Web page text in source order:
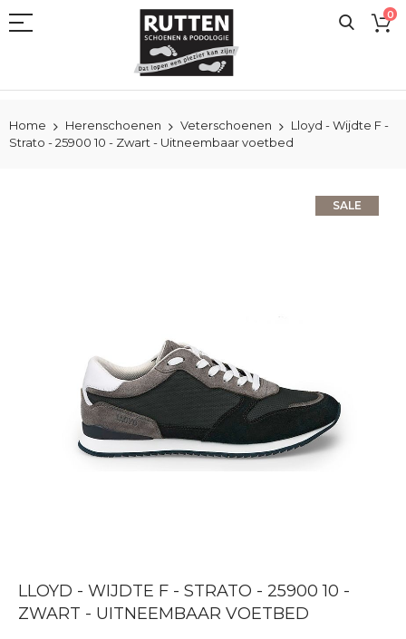
naar
0
Home Herenschoenen Veterschoenen
Lloyd - Wijdte F -
Strato - 25900 10 - Zwart - Uitneembaar voetbed
SALE
Ga
het
LLOYD - WIJDTE F - STRATO - 25900 10 -
ZWART - UITNEEMBAAR VOETBED